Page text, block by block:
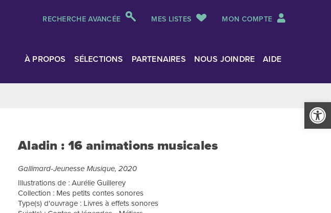
Ouvrir
RECHERCHE AVANCÉE MES LISTES MON COMPTE
À PROPOS SÉLECTIONS PARTENAIRES NOUS JOINDRE AIDE
Aladin : 16 animations musicales
Gallimard-Jeunesse Musique, 2020
Illustrations de : Aurélie Guillerey
Collection : Mes petits contes sonores
Type(s) d'ouvrage : Livres à effets sonores